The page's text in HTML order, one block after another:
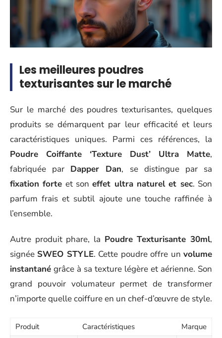
Les meilleures poudres
texturisantes sur le marché
Sur le marché des poudres texturisantes, quelques
produits se démarquent par leur efficacité et leurs
caractéristiques uniques. Parmi ces références, la
Poudre Coiffante ‘Texture Dust’ Ultra Matte,
fabriquée par Dapper Dan, se distingue par sa
fixation forte et soneffet ultra naturel et sec. Son
parfum frais et subtil ajoute une touche raffinée à
l’ensemble.
Autre produit phare, la Poudre Texturisante 30ml,
signée SWEO STYLE. Cette poudre offre unvolume
instantané grâce à sa texture légère et aérienne. Son
grand pouvoir volumateur permet de transformer
n’importe quelle coiffure en un chef-d’œuvre de style.
Produit Caractéristiques
Marque